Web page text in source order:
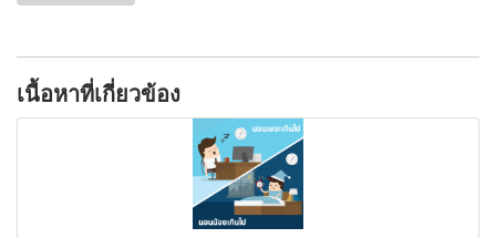
เนื้อหาที่เกี่ยวข้อง